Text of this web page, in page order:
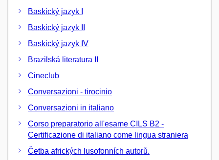
Baskický jazyk I
Baskický jazyk II
Baskický jazyk IV
Brazilská literatura II
Cineclub
Conversazioni - tirocinio
Conversazioni in italiano
Corso preparatorio all'esame CILS B2 -
Certificazione di italiano come lingua straniera
Četba afrických lusofonních autorů.